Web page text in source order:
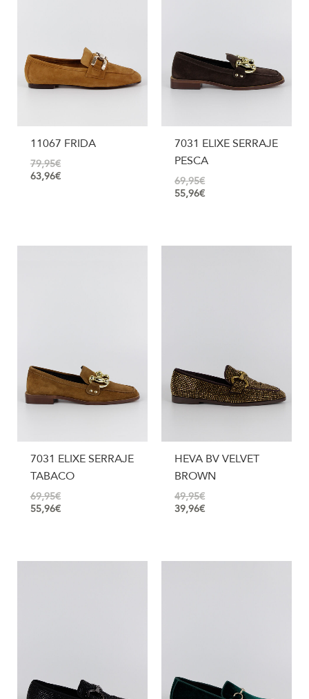
11067 FRIDA
79,95€
63,96€
7031 ELIXE SERRAJE
PESCA
69,95€
55,96€
7031 ELIXE SERRAJE
TABACO
69,95€
55,96€
HEVA BV VELVET
BROWN
49,95€
39,96€